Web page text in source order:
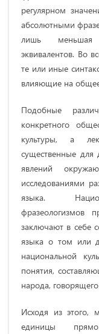
регулярном
абсолютными
лишь меньшая
эквивалентов. Во
те или иные
влияющие на
Подобные
конкретного
культуры, а
существенные для
явлений
исследованиями
языка.
фразеологизмов
заключают в себе
языка о том или
национальной
понятия,
народа,
Исходя из этого,
единицы